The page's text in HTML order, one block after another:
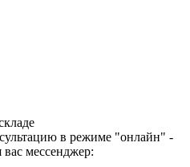
в режиме "онлайн" -
мессенджер: